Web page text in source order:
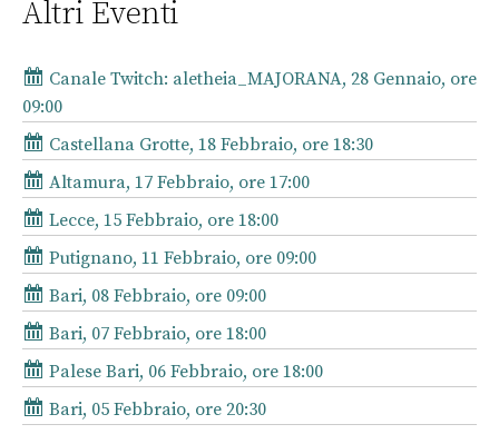
Altri Eventi
Canale Twitch: aletheia_MAJORANA, 28 Gennaio, ore
09:00
Castellana Grotte, 18 Febbraio, ore 18:30
Altamura, 17 Febbraio, ore 17:00
Lecce, 15 Febbraio, ore 18:00
Putignano, 11 Febbraio, ore 09:00
Bari, 08 Febbraio, ore 09:00
Bari, 07 Febbraio, ore 18:00
Palese Bari, 06 Febbraio, ore 18:00
Bari, 05 Febbraio, ore 20:30